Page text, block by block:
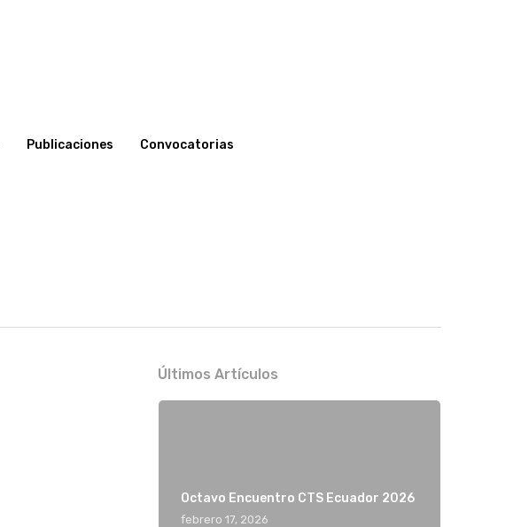
Publicaciones Convocatorias
Últimos Artículos
Octavo Encuentro CTS Ecuador 2026
febrero 17, 2026